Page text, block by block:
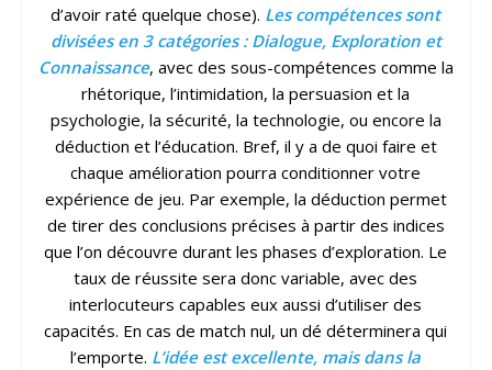
d’avoir raté quelque chose). Les compétences sont
divisées en 3 catégories : Dialogue, Exploration et
Connaissance, avec des sous-compétences comme la
rhétorique, l’intimidation, la persuasion et la
psychologie, la sécurité, la technologie, ou encore la
déduction et l’éducation. Bref, il y a de quoi faire et
chaque amélioration pourra conditionner votre
expérience de jeu. Par exemple, la déduction permet
de tirer des conclusions précises à partir des indices
que l’on découvre durant les phases d’exploration. Le
taux de réussite sera donc variable, avec des
interlocuteurs capables eux aussi d’utiliser des
capacités. En cas de match nul, un dé déterminera qui
l’emporte. L’idée est excellente, mais dans la